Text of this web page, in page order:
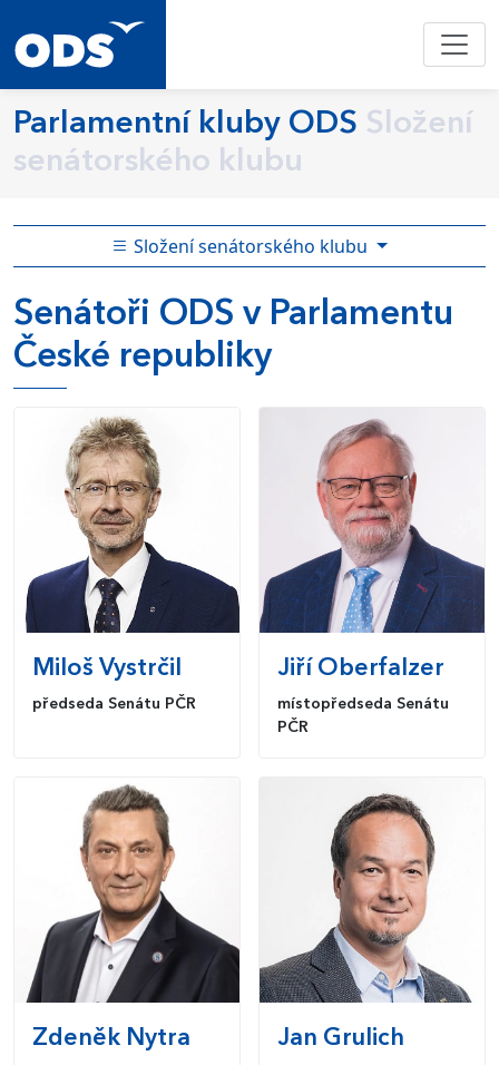
Parlamentní kluby ODS Složení
senátorského klubu
Složení senátorského klubu
Senátoři ODS v Parlamentu
České republiky
Miloš Vystrčil
předseda Senátu PČR
Jiří Oberfalzer
místopředseda Senátu
PČR
Zdeněk Nytra Jan Grulich